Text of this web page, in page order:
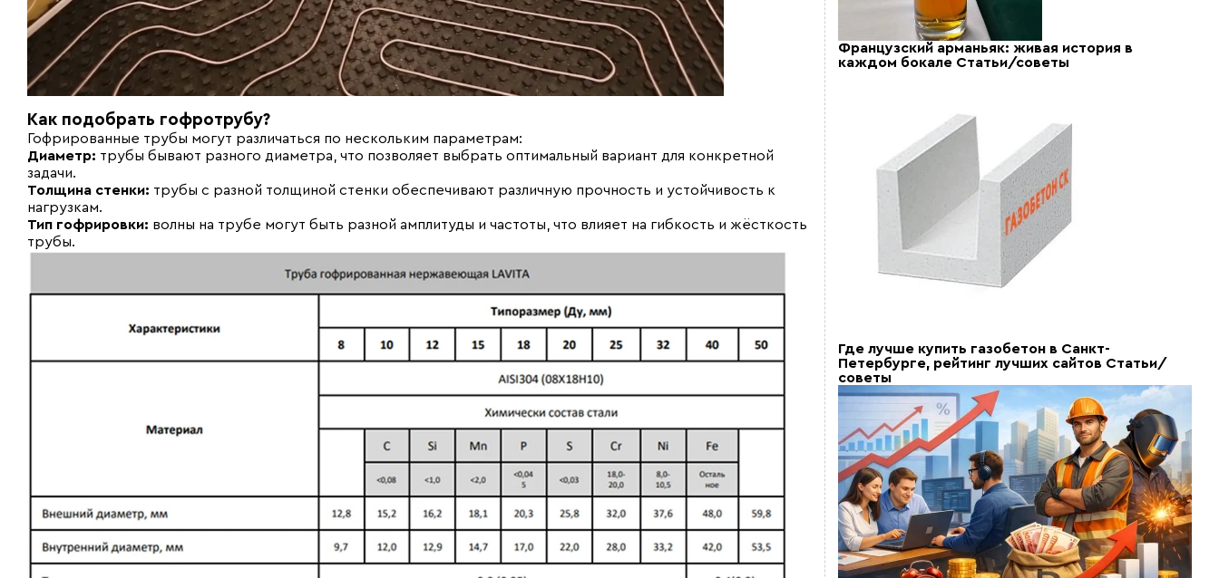
Как подобрать гофротрубу?
Гофрированные трубы могут различаться по нескольким параметрам:
Диаметр: трубы бывают разного диаметра, что позволяет выбрать оптимальный вариант для конкретной
задачи.
Толщина стенки: трубы с разной толщиной стенки обеспечивают различную прочность и устойчивость к
нагрузкам.
Тип гофрировки: волны на трубе могут быть разной амплитуды и частоты, что влияет на гибкость и жёсткость
трубы.
Французский арманьяк: живая история в
каждом бокале Статьи/советы
Где лучше купить газобетон в Санкт-
Петербурге, рейтинг лучших сайтов Статьи/
советы